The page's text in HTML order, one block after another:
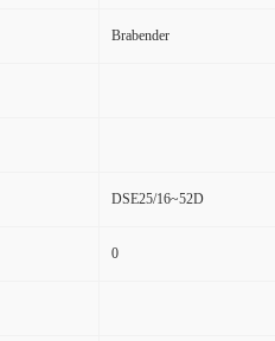
Brabender
DSE25/16~52D
0